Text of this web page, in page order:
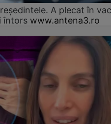
A plecat în
întors www.antena3.ro